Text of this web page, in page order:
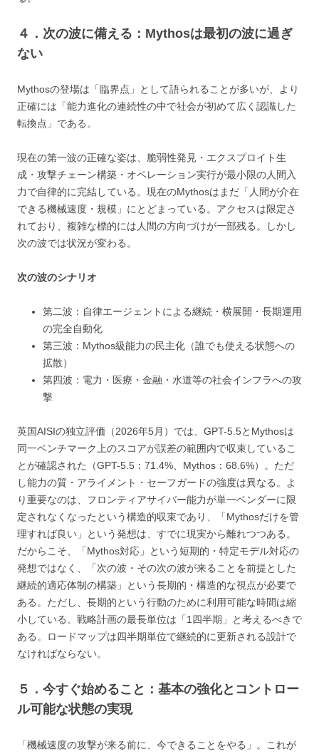
４．次の波に備える：Mythosは最初の波に過ぎ
ない
Mythosの登場は「臨界点」として語られることが多いが、より
正確には「能力進化の連続性の中で社会が初めて広く認識した
転換点」である。
現在の第一波の正確な姿は、脆弱性発見・エクスプロイト生
成・攻撃チェーン構築・オペレーション実行が最小限の人間入
力で自律的に完結している。現在のMythosはまだ「人間が介在
できる機械速度・規模」にとどまっている。アクセスは限定さ
れており、複雑な標的には人間の方向づけが一部残る。しかし
次の波では状況が変わる。
次の波のシナリオ
第二波：自律エージェントによる継続・横展開・長期運用
の完全自動化
第三波：Mythos級能力の民主化（誰でも使える状態への
拡散）
第四波：電力・医療・金融・水道等の社会インフラへの攻
撃
英国AISIの独立評価（2026年5月）では、GPT-5.5とMythosは
同一ベンチマーク上のスコアが誤差の範囲内で収束しているこ
とが確認された（GPT-5.5：71.4%、Mythos：68.6%）。ただ
し能力の質・アライメント・セーフガードの強度は異なる。よ
り重要なのは、フロンティアサイバー能力が単一ベンダーに限
定されなくなったという構造的収束であり、「Mythosだけを管
理すれば良い」という発想は、すでに現実から離れつつある。
だからこそ、「Mythos対応」という短期的・特定モデル対応の
発想ではなく、「次の波・その次の波が来ることを前提とした
継続的適応体制の構築」という長期的・構造的な視点が必要で
ある。ただし、長期的という行動のために利用可能な時間は縮
小している。戦略計画の最長単位は「1四半期」と考えるべきで
ある。ロードマップは四半期単位で継続的に更新される設計で
なければならない。
５．今すぐ始めること：基本の強化とコントロー
ル可能な状態の実現
「機械速度の攻撃が来る前に、今できることをやる」。これが